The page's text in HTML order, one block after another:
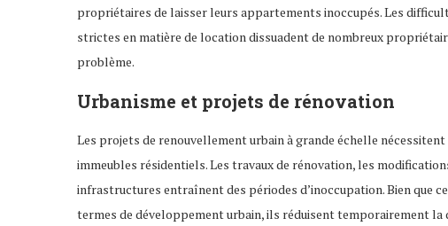
propriétaires de laisser leurs appartements inoccupés. Les
strictes en matière de location dissuadent de nombreux
problème.
Urbanisme et projets de rénovation
Les projets de renouvellement urbain à grande échelle
immeubles résidentiels. Les travaux de rénovation, les
infrastructures entraînent des périodes d’inoccupation. Bien que
termes de développement urbain, ils réduisent temporairement